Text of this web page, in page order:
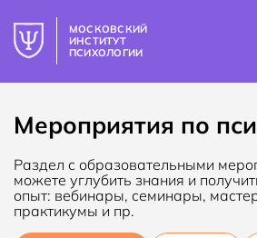
МОСКОВСКИЙ
ИНСТИТУТ
ПСИХОЛОГИИ
Мероприятия по
Раздел с образовательными
можете углубить знания и
опыт: вебинары, семинары,
практикумы и пр.